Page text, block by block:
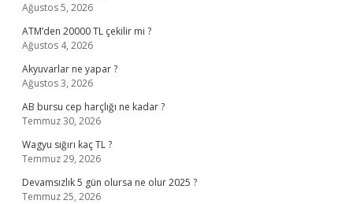
Ağustos 5, 2026
ATM’den 20000 TL çekilir mi ?
Ağustos 4, 2026
Akyuvarlar ne yapar ?
Ağustos 3, 2026
AB bursu cep harçlığı ne kadar ?
Temmuz 30, 2026
Wagyu sığırı kaç TL ?
Temmuz 29, 2026
Devamsızlık 5 gün olursa ne olur 2025 ?
Temmuz 25, 2026